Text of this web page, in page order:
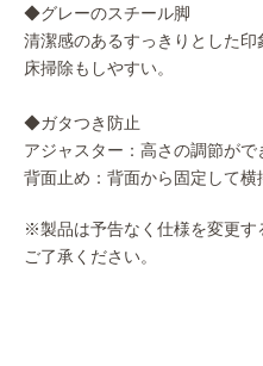
◆グレーのスチール脚
清潔感のあるすっきりとした印
床掃除もしやすい。
◆ガタつき防止
アジャスター：高さの調節がで
背面止め：背面から固定して横
※製品は予告なく仕様を変更す
ご了承ください。